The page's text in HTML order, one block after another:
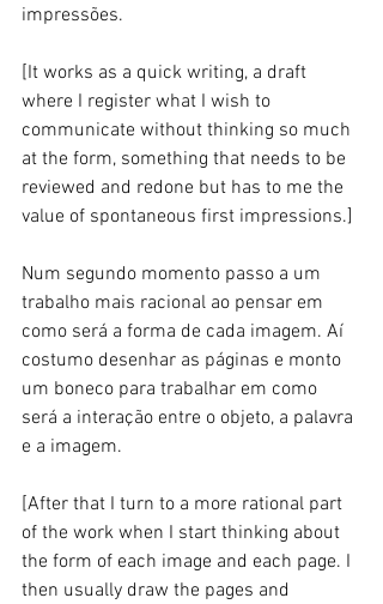
impressões.
[It works as a quick writing, a draft
where I register what I wish to
communicate without thinking so much
at the form, something that needs to be
reviewed and redone but has to me the
value of spontaneous first impressions.]
Num segundo momento passo a um
trabalho mais racional ao pensar em
como será a forma de cada imagem. Aí
costumo desenhar as páginas e monto
um boneco para trabalhar em como
será a interação entre o objeto, a palavra
e a imagem.
[After that I turn to a more rational part
of the work when I start thinking about
the form of each image and each page. I
then usually draw the pages and